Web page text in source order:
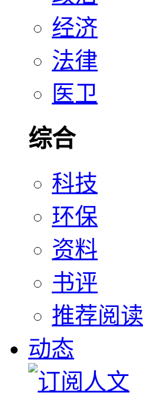
经济
法律
医卫
综合
科技
环保
资料
书评
推荐阅读
动态